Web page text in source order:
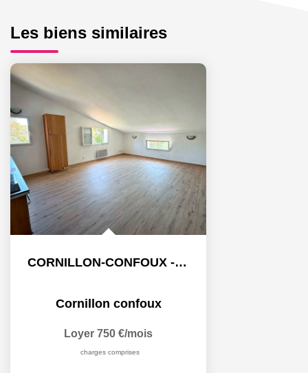
Les biens similaires
CORNILLON-CONFOUX - Appartement 2 pièce(s) 43.53 m2 -...
Cornillon confoux
Loyer 750 €/mois
charges comprises